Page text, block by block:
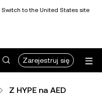
to the United States site
Zarejestruj się
Z HYPE na AED